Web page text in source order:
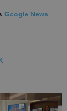
Google News